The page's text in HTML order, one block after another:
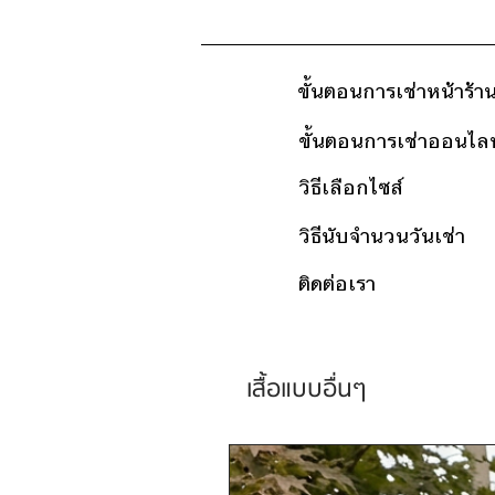
ขั้นตอนการเช่าหน้าร้า
ขั้นตอนการเช่าออนไ
วิธีเลือกไซส์
วิธีนับจำนวนวันเช่า
ติดต่อเรา
เสื้อแบบอื่นๆ